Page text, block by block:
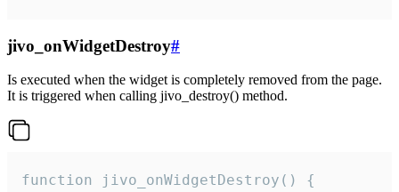
jivo_onWidgetDestroy#
Is executed when the widget is completely removed from the page.
It is triggered when calling jivo_destroy() method.
function jivo_onWidgetDestroy() {